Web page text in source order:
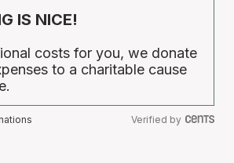
IS NICE!
costs for you, we donate
to a charitable cause
Verified by